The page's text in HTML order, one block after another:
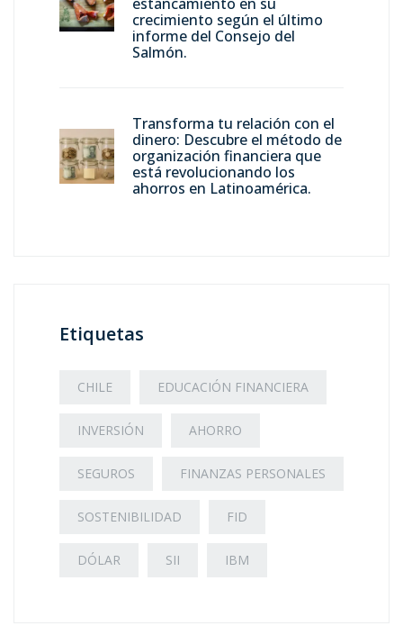
crecimiento según el último
informe del Consejo del
Salmón.
Transforma tu relación con el
dinero: Descubre el método de
organización financiera que
está revolucionando los
ahorros en Latinoamérica.
Etiquetas
CHILE EDUCACIÓN FINANCIERA
INVERSIÓN AHORRO
SEGUROS FINANZAS PERSONALES
SOSTENIBILIDAD FID
DÓLAR SII IBM